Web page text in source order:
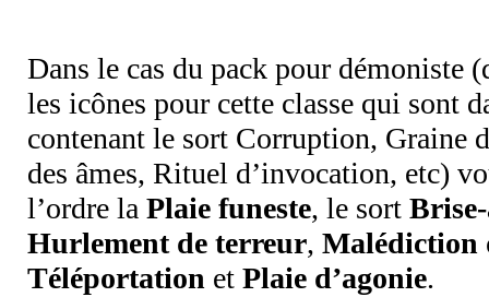
Dans le cas du pack pour démoniste
les icônes pour cette classe qui sont
contenant le sort Corruption, Graine
des âmes, Rituel d’invocation, etc)
l’ordre la Plaie funeste, le sort
Hurlement de terreur, Malédiction
Téléportation et Plaie d’agonie.